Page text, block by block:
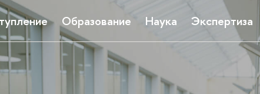
Образование Наука Экспертиза